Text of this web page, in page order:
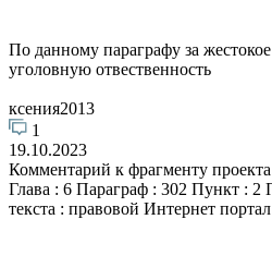
По данному параграфу за
уголовную отвественность
ксения2013
1
19.10.2023
Комментарий к фрагменту
Глава : 6 Параграф : 302 Пункт : 2
текста : правовой Интернет